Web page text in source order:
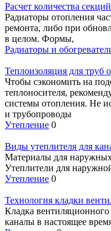
Расчет количества
Радиаторы отопления
ремонта, либо при
в целом. Формы,
Радиаторы и
Теплоизоляция для труб
Чтобы сэкономить на
теплоносителя,
системы отопления. Не
и трубопроводы
Утепление 0
Виды утеплителя для
Материалы для
Утеплители для
Утепление 0
Технология кладки
Кладка
каналы в настоящее